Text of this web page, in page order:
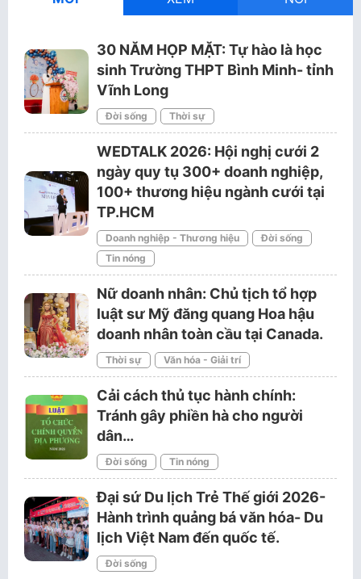
30 NĂM HỌP MẶT: Tự hào là học
sinh Trường THPT Bình Minh- tỉnh
Vĩnh Long
Đời sống Thời sự
WEDTALK 2026: Hội nghị cưới 2
ngày quy tụ 300+ doanh nghiệp,
100+ thương hiệu ngành cưới tại
TP.HCM
Doanh nghiệp - Thương hiệu
Đời sống
Tin nóng
Nữ doanh nhân: Chủ tịch tổ hợp
luật sư Mỹ đăng quang Hoa hậu
doanh nhân toàn cầu tại Canada.
Thời sự Văn hóa - Giải trí
Cải cách thủ tục hành chính:
Tránh gây phiền hà cho người
dân…
Đời sống Tin nóng
Đại sứ Du lịch Trẻ Thế giới 2026-
Hành trình quảng bá văn hóa- Du
lịch Việt Nam đến quốc tế.
Đời sống